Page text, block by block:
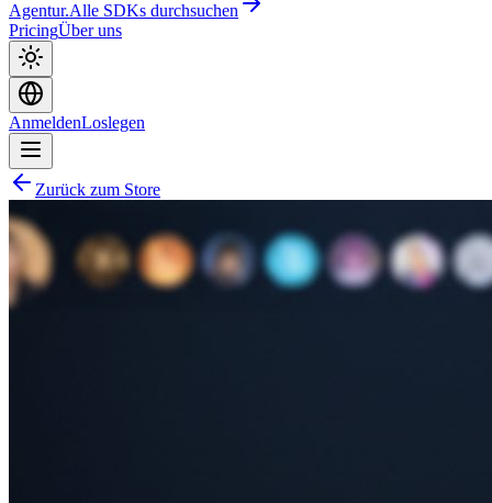
Agentur.Alle SDKs durchsuchen
PricingÜber uns
AnmeldenLoslegen
Zurück zum Store